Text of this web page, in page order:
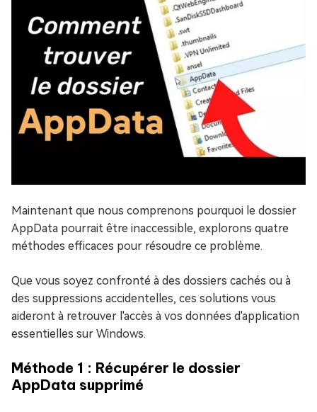
Maintenant que nous comprenons pourquoi le dossier
AppData pourrait être inaccessible, explorons quatre
méthodes efficaces pour résoudre ce problème.
Que vous soyez confronté à des dossiers cachés ou à
des suppressions accidentelles, ces solutions vous
aideront à retrouver l'accès à vos données d'application
essentielles sur Windows.
Méthode 1 : Récupérer le dossier
AppData supprimé